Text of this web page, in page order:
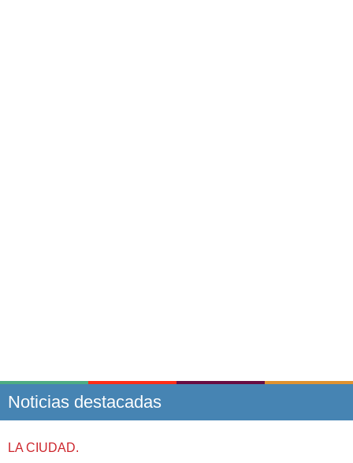
Noticias destacadas
LA CIUDAD.